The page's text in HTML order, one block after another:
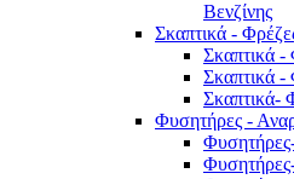
Βενζίνης
Σκαπτικά -
Σκαπτικά -
Σκαπτικά -
Σκαπτικά-
Φυσητήρες -